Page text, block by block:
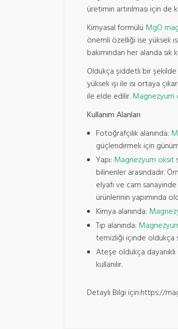
üretimin artırılması için de
Kimyasal formülü MgO
önemli özelliği ise yüksek
bakımından her alanda
Oldukça şiddetli bir
yüksek ışı ile ısı ortaya
ile elde edilir.Magnezyum
Kullanım Alanları
Fotoğrafçılık alanında:
güçlendirmek için
Yapı: Magnezyum oksit
bilinenler arasındadır.
elyafı ve cam
ürünlerinin yapımında
Kimya alanında:
Tıp alanında:
temizliği içinde​ oldukça
Ateşe oldukça
kullanılır.
Detaylı Bilgi için:https://